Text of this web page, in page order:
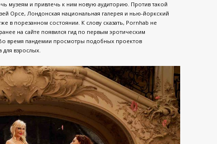
музеям и привлечь к ним новую аудиторию. Против такой
Орсе, Лондонская национальная галерея и нью-йоркский
в порезанном состоянии. К слову сказать, Pornhab не
на сайте появился гид по первым эротическим
время пандемии просмотры подобных проектов
взрослых.